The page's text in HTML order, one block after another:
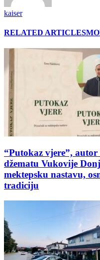
kaiser
RELATED ARTICLES
“Putokaz vjere”,
džematu Vukovije
mektepsku nastavu,
tradiciju